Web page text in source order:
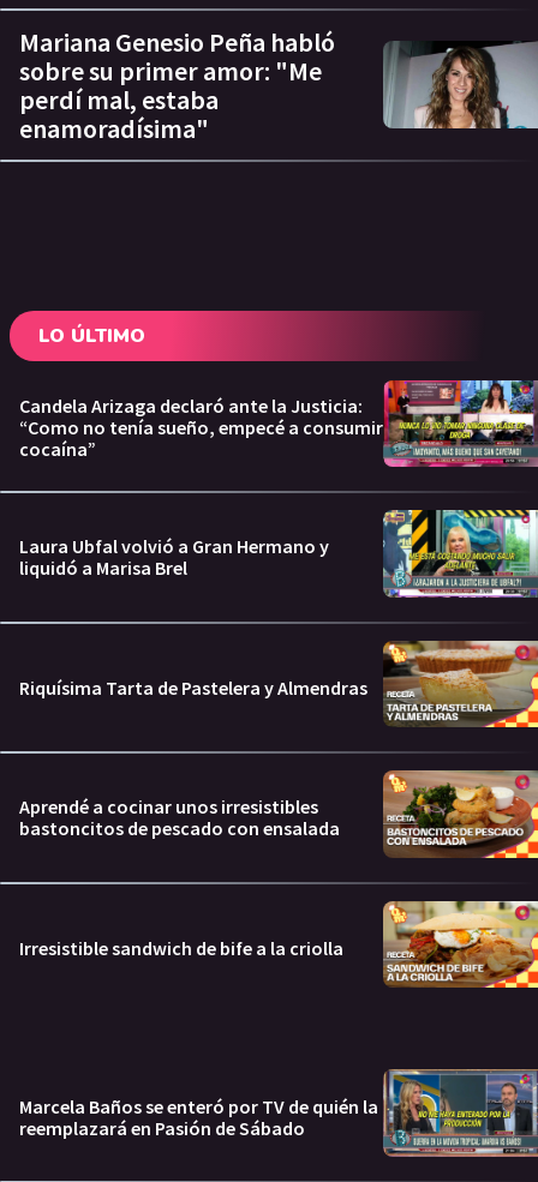
Mariana Genesio Peña habló
sobre su primer amor: "Me
perdí mal, estaba
enamoradísima"
LO ÚLTIMO
Candela Arizaga declaró ante la Justicia:
“Como no tenía sueño, empecé a consumir
cocaína”
Laura Ubfal volvió a Gran Hermano y
liquidó a Marisa Brel
Riquísima Tarta de Pastelera y Almendras
Aprendé a cocinar unos irresistibles
bastoncitos de pescado con ensalada
Irresistible sandwich de bife a la criolla
Marcela Baños se enteró por TV de quién la
reemplazará en Pasión de Sábado